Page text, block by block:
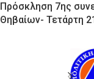
Πρόσκληση 7ης
Θηβαίων- Τετάρτη